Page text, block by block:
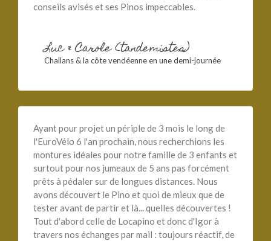
conseils avisés et ses Pinos impeccables.
Luc & Carole (tandemistes)
Challans & la côte vendéenne en une demi-journée
Ayant pour projet un périple de 3 mois le long de
l'EuroVélo 6 l'an prochain, nous recherchions les
montures idéales pour notre famille de 3 enfants et
surtout pour nos jumeaux de 5 ans pas forcément
prêts à pédaler sur de longues distances. Nous
avons découvert le Pino et quoi de mieux que de
tester avant de partir et là... quelles découvertes !
Tout d'abord celle de Locapino et donc d'Igor à
travers nos échanges par mail : toujours réactif, de